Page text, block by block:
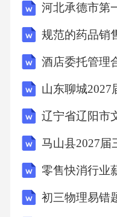
乙方遭受损失的，
金额按照乙方实际
接经济损失、因纠
合理费用。如甲方
照移交款项的[X%]
过[X]日的，乙方有
返还已支付款项，
[X%]向乙方支付违
方未按照本协议约
规范的药品销
酒店委托管理
初三物理易错